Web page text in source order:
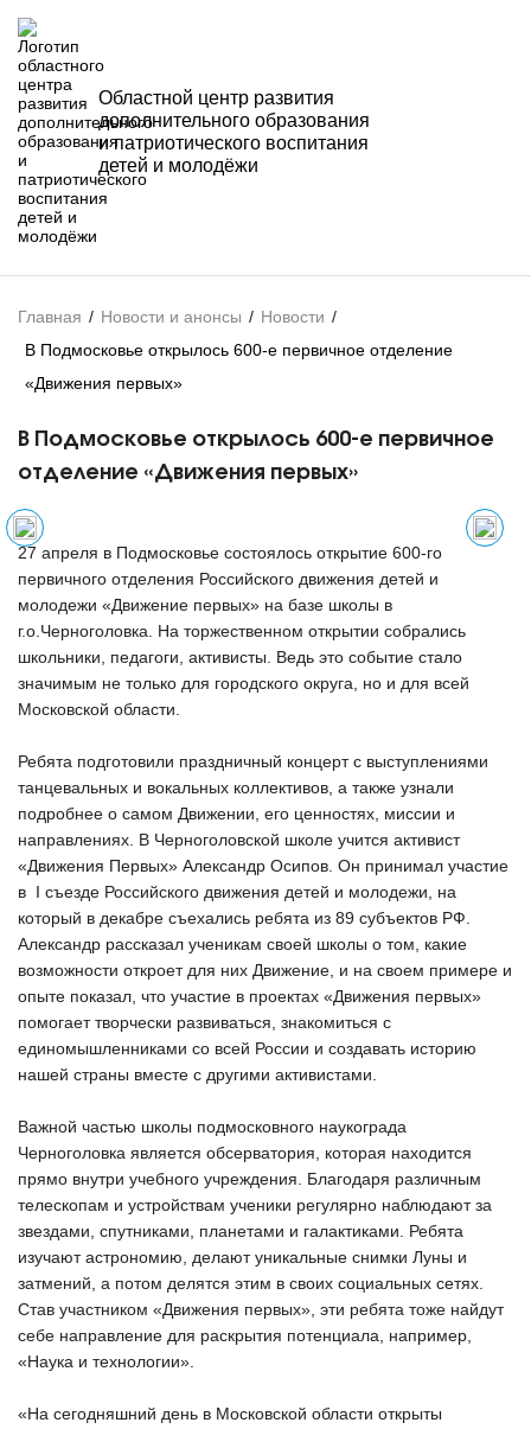
Областной центр развития
дополнительного образования
и патриотического воспитания
детей и молодёжи
Главная / Новости и анонсы / Новости /
В Подмосковье открылось 600-е первичное отделение
«Движения первых»
В Подмосковье открылось 600-е первичное
отделение «Движения первых»
27 апреля в Подмосковье состоялось открытие 600-го
первичного отделения Российского движения детей и
молодежи «Движение первых» на базе школы в
г.о.Черноголовка. На торжественном открытии собрались
школьники, педагоги, активисты. Ведь это событие стало
значимым не только для городского округа, но и для всей
Московской области.
Ребята подготовили праздничный концерт с выступлениями
танцевальных и вокальных коллективов, а также узнали
подробнее о самом Движении, его ценностях, миссии и
направлениях. В Черноголовской школе учится активист
«Движения Первых» Александр Осипов. Он принимал участие
в I съезде Российского движения детей и молодежи, на
который в декабре съехались ребята из 89 субъектов РФ.
Александр рассказал ученикам своей школы о том, какие
возможности откроет для них Движение, и на своем примере и
опыте показал, что участие в проектах «Движения первых»
помогает творчески развиваться, знакомиться с
единомышленниками со всей России и создавать историю
нашей страны вместе с другими активистами.
Важной частью школы подмосковного наукограда
Черноголовка является обсерватория, которая находится
прямо внутри учебного учреждения. Благодаря различным
телескопам и устройствам ученики регулярно наблюдают за
звездами, спутниками, планетами и галактиками. Ребята
изучают астрономию, делают уникальные снимки Луны и
затмений, а потом делятся этим в своих социальных сетях.
Став участником «Движения первых», эти ребята тоже найдут
себе направление для раскрытия потенциала, например,
«Наука и технологии».
«На сегодняшний день в Московской области открыты